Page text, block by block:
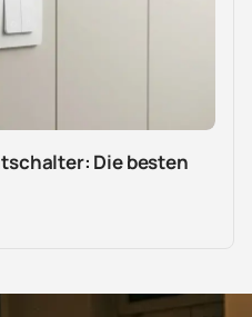
Die besten